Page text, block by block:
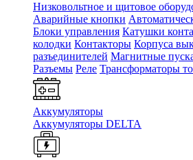
Низковольтное и щитовое
Аварийные кнопки
Блоки управления Катушки
колодки Контакторы Корпуса
разъединителей Магнитные
Разъемы Реле Трансформаторы
Аккумуляторы
Аккумуляторы DELTA